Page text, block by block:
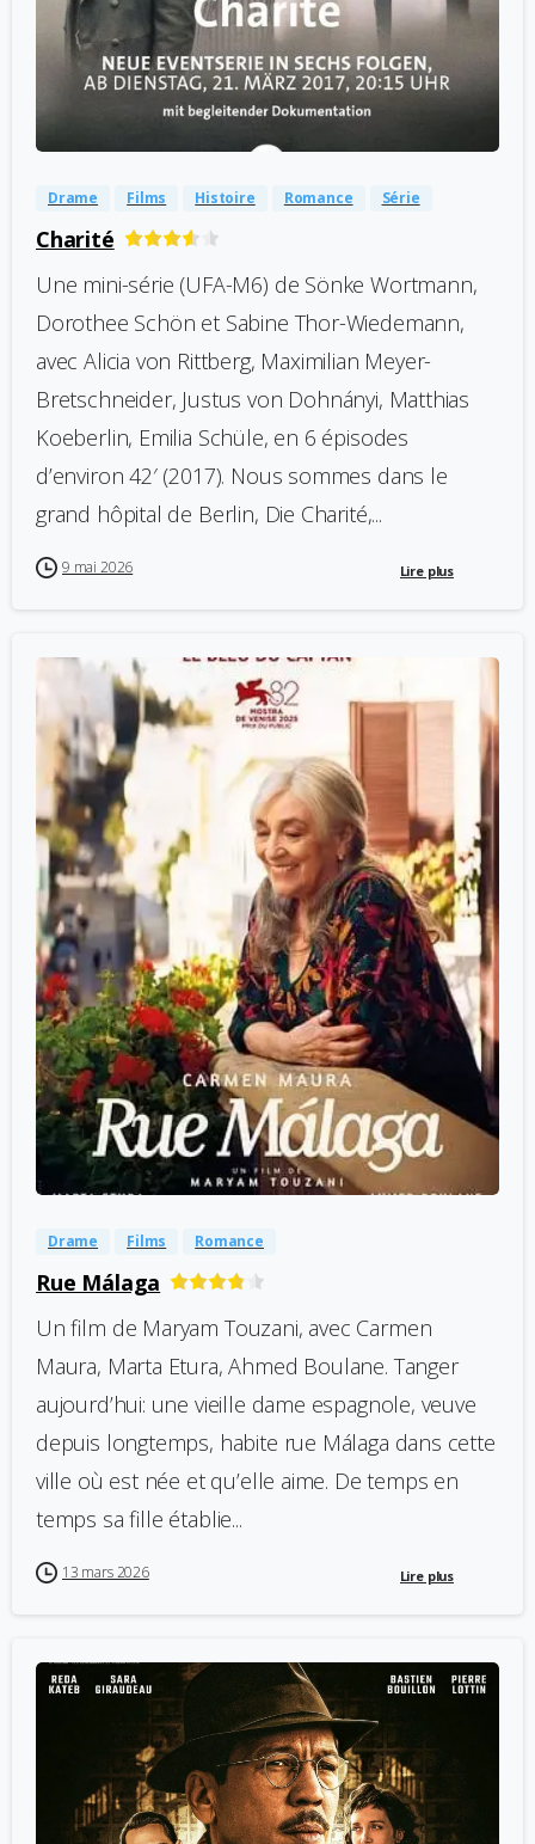
Drame Films Histoire Romance Série
Charité
Une mini-série (UFA-M6) de Sönke Wortmann,
Dorothee Schön et Sabine Thor-Wiedemann,
avec Alicia von Rittberg, Maximilian Meyer-
Bretschneider, Justus von Dohnányi, Matthias
Koeberlin, Emilia Schüle, en 6 épisodes
d’environ 42′ (2017). Nous sommes dans le
grand hôpital de Berlin, Die Charité,...
9 mai 2026 Lire plus
0
Drame Films Romance
Rue Málaga
Un film de Maryam Touzani, avec Carmen
Maura, Marta Etura, Ahmed Boulane. Tanger
aujourd’hui: une vieille dame espagnole, veuve
depuis longtemps, habite rue Málaga dans cette
ville où est née et qu’elle aime. De temps en
temps sa fille établie...
13 mars 2026 Lire plus